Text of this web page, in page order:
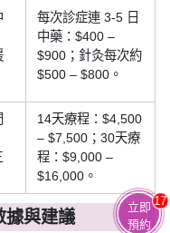
每次診症連 3-5 日
中藥：$400 –
$900；針灸每次約
$500 – $800。
14天療程：$4,500
– $7,500；30天療
程：$9,000 –
$16,000。
據與建議
立即
預約
17